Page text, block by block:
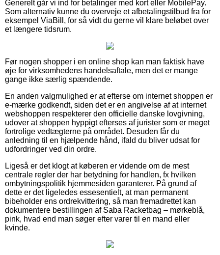
Generelt går vi ind for betalinger med kort eller MobilePay.
Som alternativ kunne du overveje et afbetalingstilbud fra for
eksempel ViaBill, for så vidt du gerne vil klare beløbet over
et længere tidsrum.
Før nogen shopper i en online shop kan man faktisk have
øje for virksomhedens handelsaftale, men det er mange
gange ikke særlig spændende.
En anden valgmulighed er at efterse om internet shoppen er
e-mærke godkendt, siden det er en angivelse af at internet
webshoppen respekterer den officielle danske lovgivning,
udover at shoppen hyppigt efterses af jurister som er meget
fortrolige vedtægterne på området. Desuden får du
anledning til en hjælpende hånd, ifald du bliver udsat for
udfordringer ved din ordre.
Ligeså er det klogt at køberen er vidende om de mest
centrale regler der har betydning for handlen, fx hvilken
ombytningspolitik hjemmesiden garanterer. På grund af
dette er det ligeledes essesentielt, at man permanent
bibeholder ens ordrekvittering, så man fremadrettet kan
dokumentere bestillingen af Saba Racketbag – mørkeblå,
pink, hvad end man søger efter varer til en mand eller
kvinde.